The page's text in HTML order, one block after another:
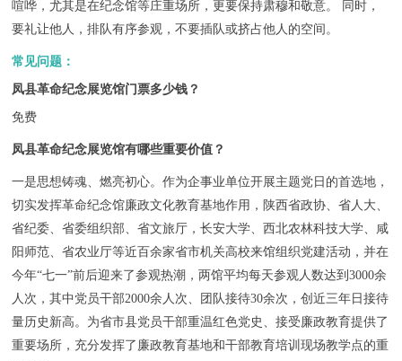
喧哗，尤其是在纪念馆等庄重场所，更要保持肃穆和敬意。 同时，
要礼让他人，排队有序参观，不要插队或挤占他人的空间。
常见问题：
凤县革命纪念展览馆门票多少钱？
免费
凤县革命纪念展览馆有哪些重要价值？
一是思想铸魂、燃亮初心。作为企事业单位开展主题党日的首选地，
切实发挥革命纪念馆廉政文化教育基地作用，陕西省政协、省人大、
省纪委、省委组织部、省文旅厅，长安大学、西北农林科技大学、咸
阳师范、省农业厅等近百余家省市机关高校来馆组织党建活动，并在
今年“七一”前后迎来了参观热潮，两馆平均每天参观人数达到3000余
人次，其中党员干部2000余人次、团队接待30余次，创近三年日接待
量历史新高。为省市县党员干部重温红色党史、接受廉政教育提供了
重要场所，充分发挥了廉政教育基地和干部教育培训现场教学点的重